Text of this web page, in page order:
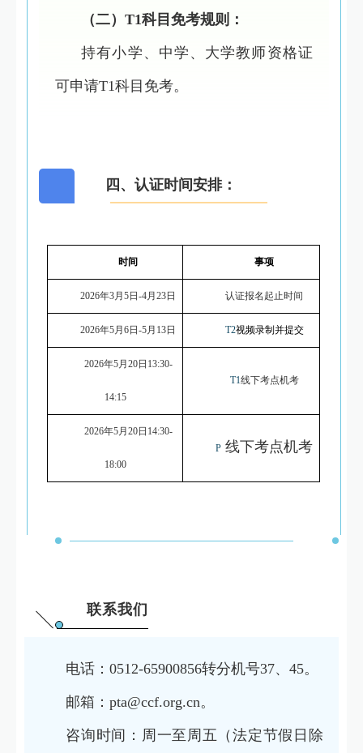
（二）T1科目免考规则：
持有小学、中学、大学教师资格证
可申请T1科目免考。
四、认证时间安排：
时间 事项
2026年3月5日-4月23日 认证报名起止时间
2026年5月6日-5月13日 T2视频录制并提交
2026年5月20日13:30-
14:15
T1线下考点机考
2026年5月20日14:30-
18:00
P 线下考点机考
联系我们
电话：0512-65900856转分机号37、45。
邮箱：pta@ccf.org.cn。
咨询时间：周一至周五（法定节假日除